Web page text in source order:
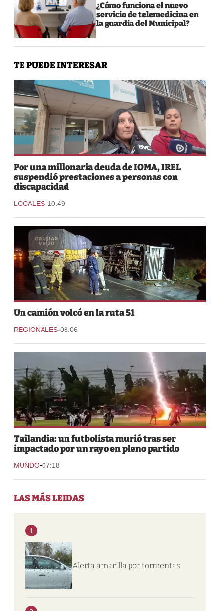
¿Cómo funciona el nuevo
servicio de telemedicina en
la guardia del Municipal?
TE PUEDE INTERESAR
Por una millonaria deuda de IOMA, IREL
suspendió prestaciones a personas con
discapacidad
LOCALES-10:49
Un camión volcó en la ruta 51
REGIONALES-08:06
Tailandia: un futbolista murió tras ser
impactado por un rayo en pleno partido
MUNDO-07:18
LAS MÁS LEIDAS
1
Alerta amarilla por tormentas